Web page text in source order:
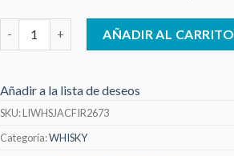
Whiskey Jack Daniels Fire | 700 ml cantidad
AÑADIR AL CARRITO
Añadir a la lista de deseos
SKU:LIWHSJACFIR2673
Categoría:WHISKY